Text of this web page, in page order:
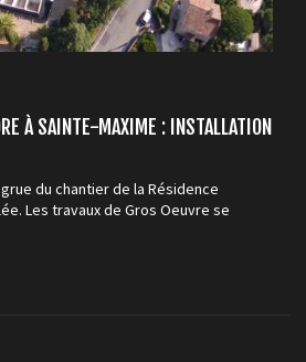
À SAINTE-MAXIME : INSTALLATION
du chantier de la Résidence
Les travaux de Gros Oeuvre se